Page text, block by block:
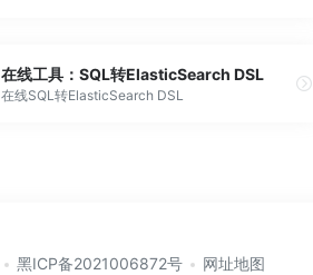
在线工具：SQL转ElasticSearch DSL
在线SQL转ElasticSearch DSL
黑ICP备2021006872号 网址地图